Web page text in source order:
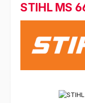
STIHL MS
Bildergalerie